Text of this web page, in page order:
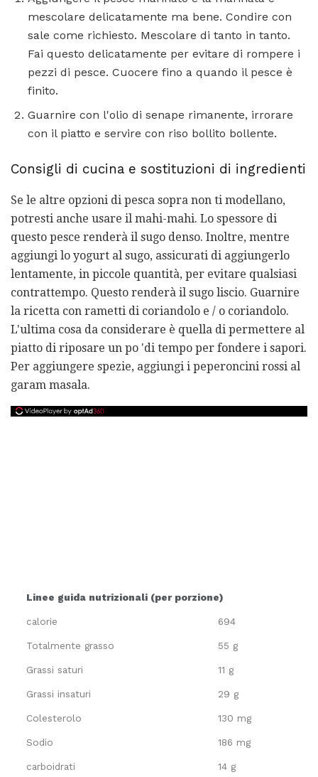
mescolare delicatamente ma bene. Condire con
sale come richiesto. Mescolare di tanto in tanto.
Fai questo delicatamente per evitare di rompere i
pezzi di pesce. Cuocere fino a quando il pesce è
finito.
Guarnire con l'olio di senape rimanente, irrorare
con il piatto e servire con riso bollito bollente.
Consigli di cucina e sostituzioni di ingredienti
Se le altre opzioni di pesca sopra non ti modellano,
potresti anche usare il mahi-mahi. Lo spessore di
questo pesce renderà il sugo denso. Inoltre, mentre
aggiungi lo yogurt al sugo, assicurati di aggiungerlo
lentamente, in piccole quantità, per evitare qualsiasi
contrattempo. Questo renderà il sugo liscio. Guarnire
la ricetta con rametti di coriandolo e / o coriandolo.
L'ultima cosa da considerare è quella di permettere al
piatto di riposare un po 'di tempo per fondere i sapori.
Per aggiungere spezie, aggiungi i peperoncini rossi al
garam masala.
Linee guida nutrizionali (per porzione)
calorie 694
Totalmente grasso 55 g
Grassi saturi 11 g
Grassi insaturi 29 g
Colesterolo 130 mg
Sodio 186 mg
carboidrati 14 g